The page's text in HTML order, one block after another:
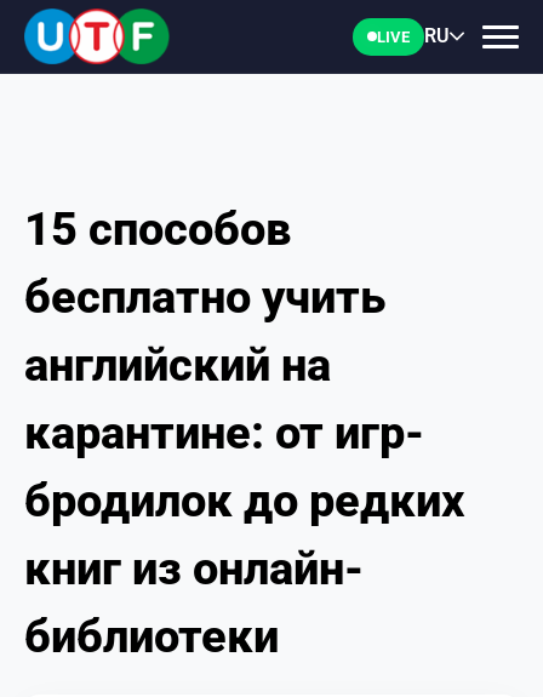
LIVE RU
ГЛАВНАЯ
ФТУ
НОВОСТИ
ДОКУМЕНТЫ
ПЕРСОНАЛИИ
КОРТЫ
15 способов
бесплатно учить
английский на
карантине: от игр-
бродилок до редких
книг из онлайн-
библиотеки